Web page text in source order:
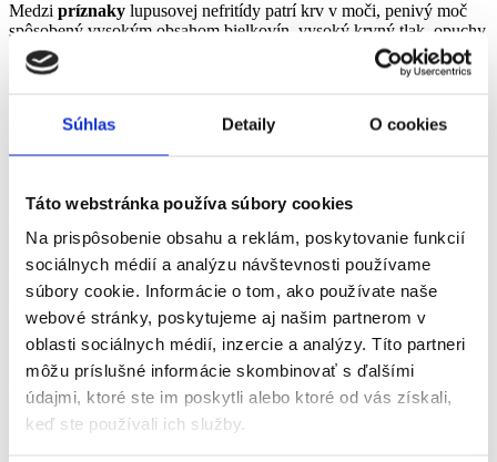
Súhlas Detaily O cookies
Táto webstránka používa súbory cookies
Na prispôsobenie obsahu a reklám, poskytovanie funkcií
sociálnych médií a analýzu návštevnosti používame
súbory cookie. Informácie o tom, ako používate naše
webové stránky, poskytujeme aj našim partnerom v
oblasti sociálnych médií, inzercie a analýzy. Títo partneri
môžu príslušné informácie skombinovať s ďalšími
údajmi, ktoré ste im poskytli alebo ktoré od vás získali,
keď ste používali ich služby.
Medzi príznaky lupusovej nefritídy patrí krv v moči, penivý moč
spôsobený vysokým obsahom bielkovín, vysoký krvný tlak, opuchy
v nohách, členkoch alebo rukách a tvári, a tiež zvýšené hladiny
kreatinínu v krvi (odpadová látka, ktorá sa vylučuje močom a slúži
ako ukazovateľ funkcie obličiek).
Pre pacientov s lupusovou nefritídou je nevyhnutná komplexná
Výskyt ochorenia v rodine
Rodinná anamnéza zohráva dôležitú úlohu, keďžechronické
ochorenie obličiek môže byť dedičné. Štúdie preukázali, že
príbuzní pacientov s chronickým ochorením obličiek majú vyššie
riziko vzniku tohto ochorenia a s ním súvisiacich komplikácií.
Ak máte v rodine príbuzného s chronickou chorobou obličiek,
nezanedbajte preventívne vyšetrenia či plánované návštevy iných
lekárov. Najčastejšie sa chronické ochorenie obličiek objaví práve
vďaka výsledkom testov.